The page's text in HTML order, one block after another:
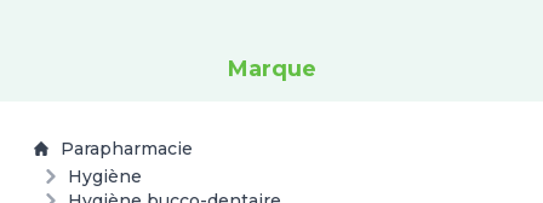
Marque
Parapharmacie
Hygiène